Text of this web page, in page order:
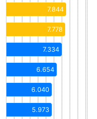
7.844
7.778
7.334
6.654
6.040
5.973